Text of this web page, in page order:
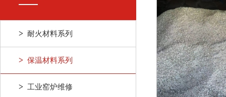
> 耐火材料系列
> 保温材料系列
> 工业窑炉维修